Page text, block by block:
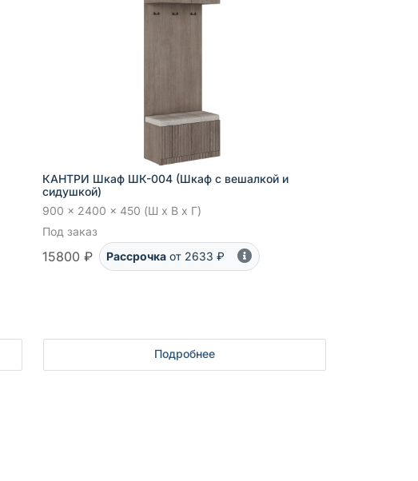
КАНТРИ Шкаф ШК-004 (Шкаф с вешалкой и
сидушкой)
900 x 2400 x 450 (Ш x В x Г)
Под заказ
15800 ₽ Рассрочка от 2633 ₽
Подробнее